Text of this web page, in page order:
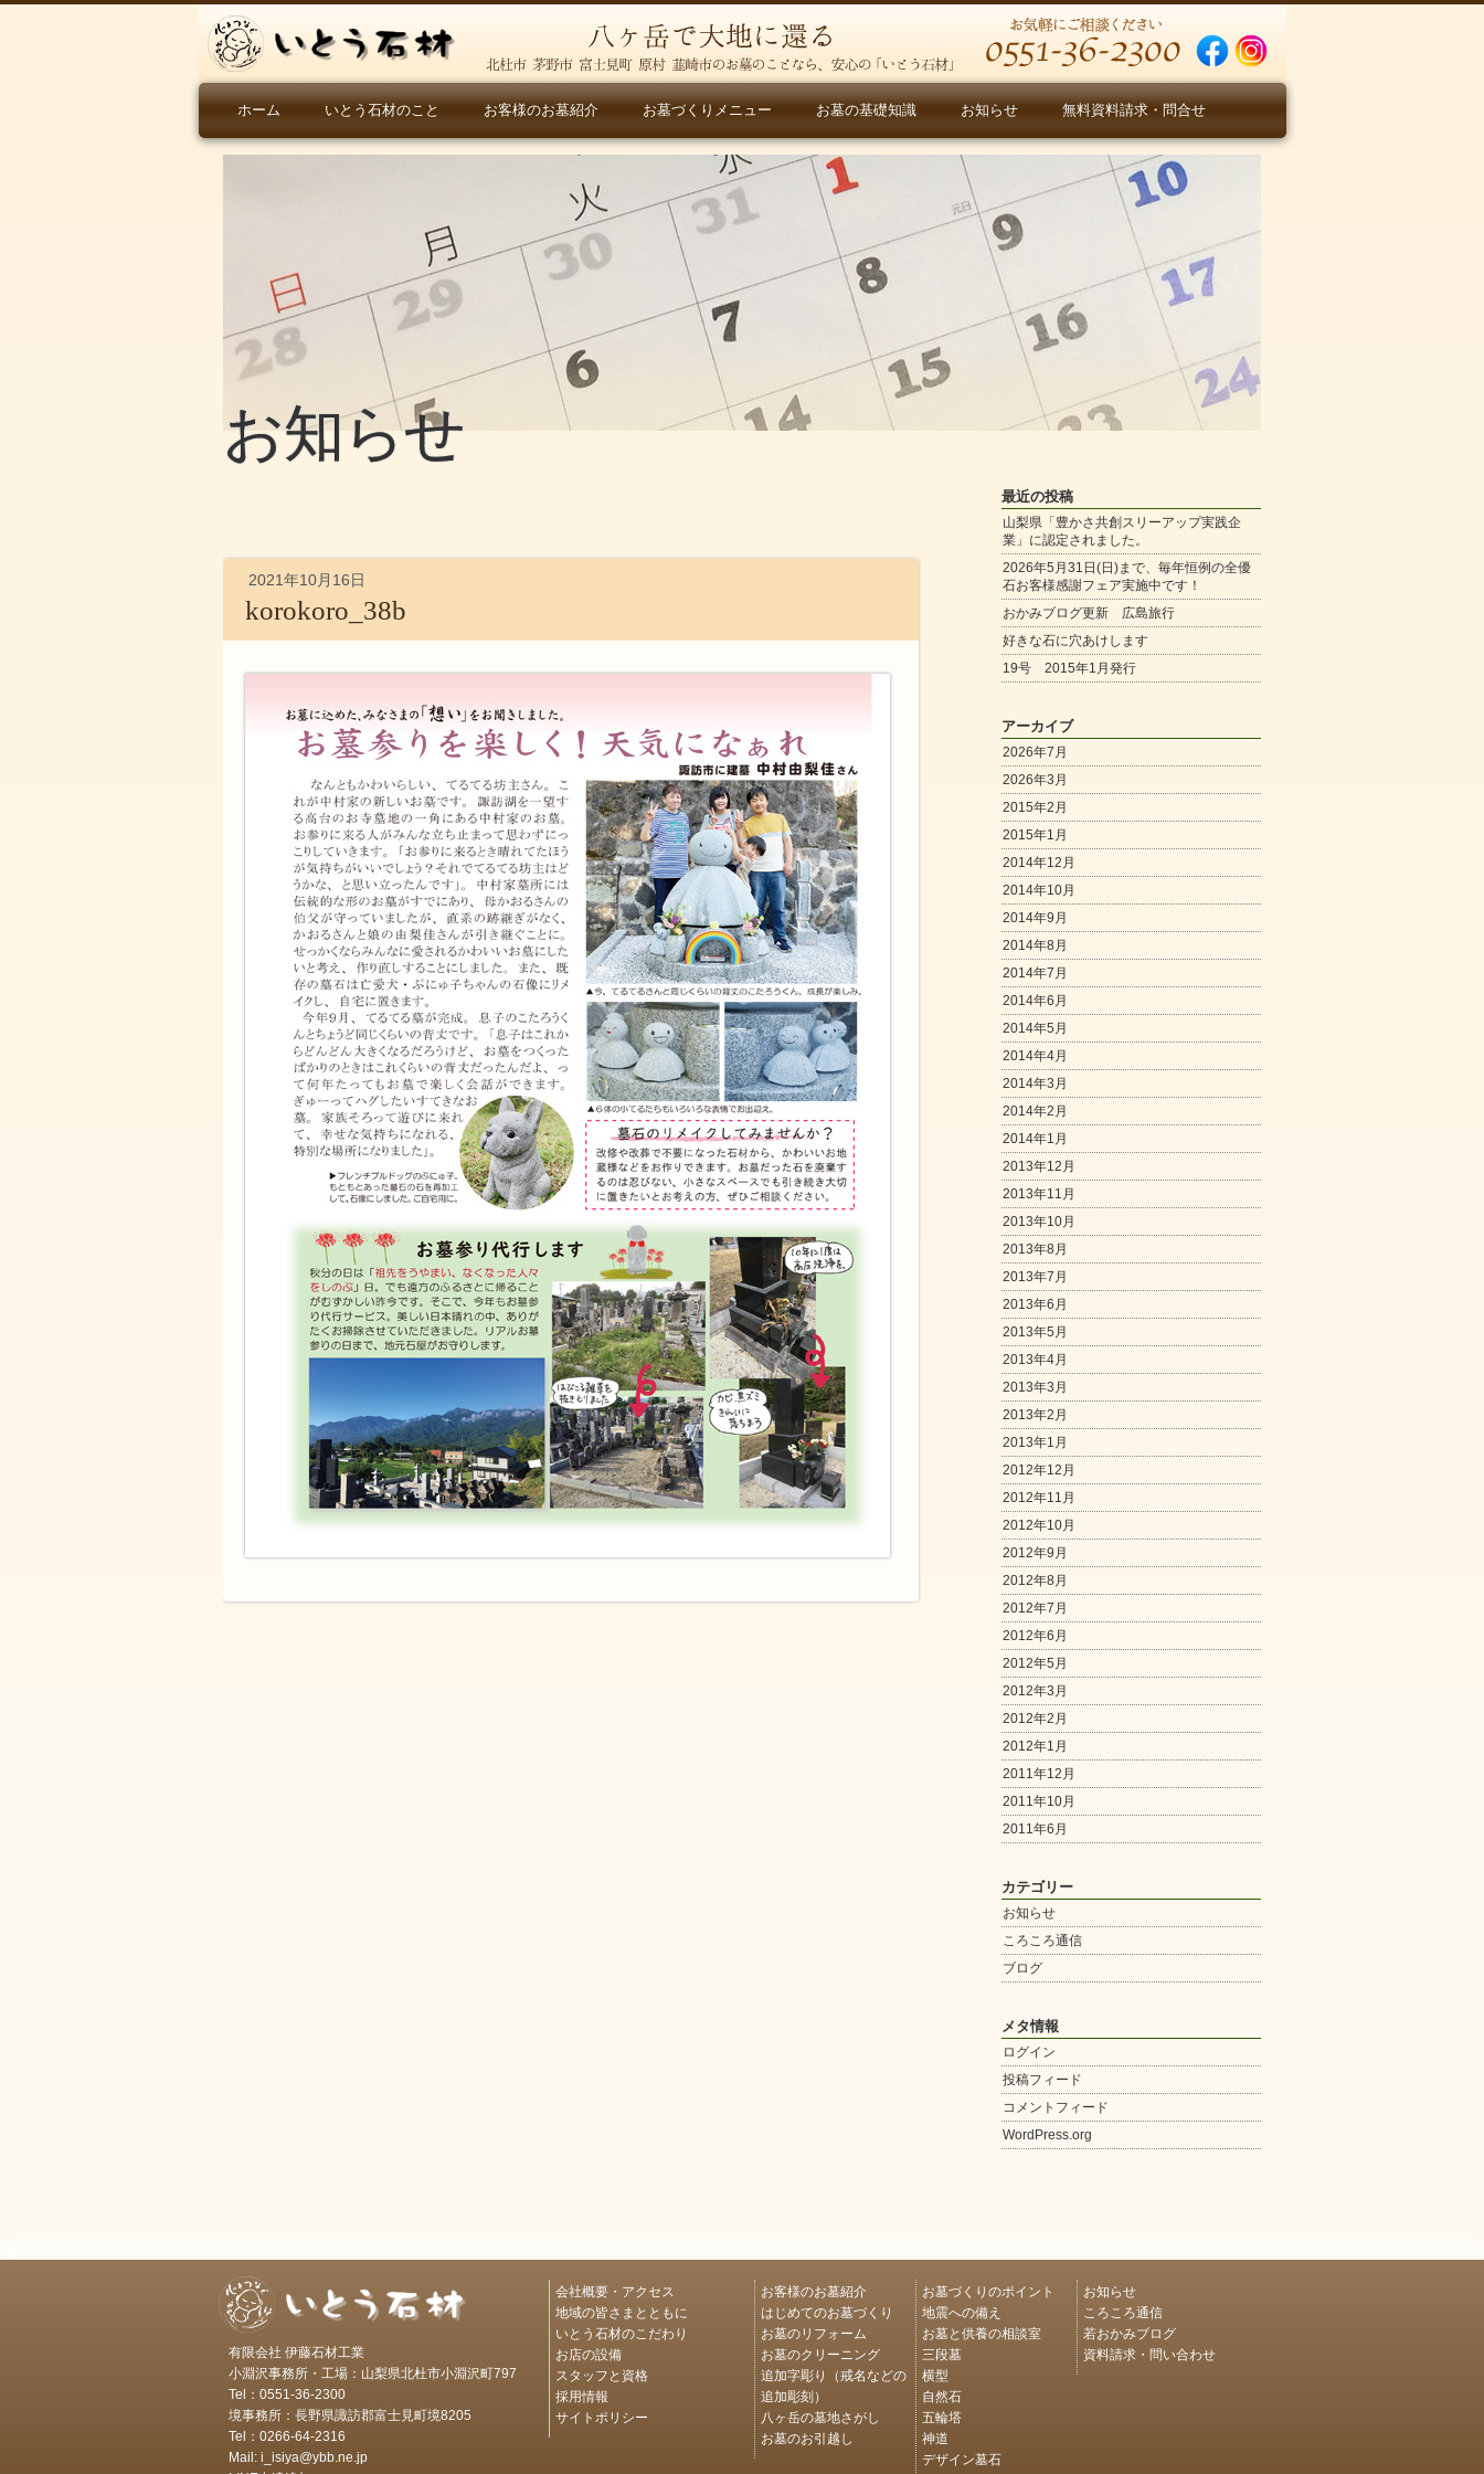
ホーム いとう石材のこと お客様のお墓紹介 お墓づくりメニュー お墓の基礎知識 お知らせ 無料資料請求・問合せ
お知らせ
2021年10月16日
korokoro_38b
最近の投稿
山梨県「豊かさ共創スリーアップ実践企
業」に認定されました。
2026年5月31日(日)まで、毎年恒例の全優
石お客様感謝フェア実施中です！
おかみブログ更新 広島旅行
好きな石に穴あけします
19号 2015年1月発行
アーカイブ
2026年7月
2026年3月
2015年2月
2015年1月
2014年12月
2014年10月
2014年9月
2014年8月
2014年7月
2014年6月
2014年5月
2014年4月
2014年3月
2014年2月
2014年1月
2013年12月
2013年11月
2013年10月
2013年8月
2013年7月
2013年6月
2013年5月
2013年4月
2013年3月
2013年2月
2013年1月
2012年12月
2012年11月
2012年10月
2012年9月
2012年8月
2012年7月
2012年6月
2012年5月
2012年3月
2012年2月
2012年1月
2011年12月
2011年10月
2011年6月
カテゴリー
お知らせ
ころころ通信
ブログ
メタ情報
ログイン
投稿フィード
コメントフィード
WordPress.org
有限会社 伊藤石材工業
小淵沢事務所・工場：山梨県北杜市小淵沢町797
Tel：0551-36-2300
境事務所：長野県諏訪郡富士見町境8205
Tel：0266-64-2316
Mail: i_isiya@ybb.ne.jp
会社概要・アクセス
地域の皆さまとともに
いとう石材のこだわり
お店の設備
スタッフと資格
採用情報
サイトポリシー
お客様のお墓紹介
はじめてのお墓づくり
お墓のリフォーム
お墓のクリーニング
追加字彫り（戒名などの
追加彫刻）
八ヶ岳の墓地さがし
お墓のお引越し
お墓づくりのポイント
地震への備え
お墓と供養の相談室
三段墓
横型
自然石
五輪塔
神道
デザイン墓石
お知らせ
ころころ通信
若おかみブログ
資料請求・問い合わせ